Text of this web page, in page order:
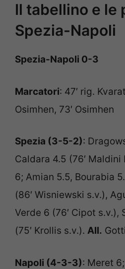
Il tabellino e le
Spezia-Napoli
Spezia-Napoli 0-3
Marcatori: 47′ rig.
Osimhen, 73′ Osimhen
Spezia (3-5-2):
Caldara 4.5 (76′ Maldini
6; Amian 5.5, Bourabia
(86′ Wisniewski s.v.),
Verde 6 (76′ Cipot s.v.),
(75′ Krollis s.v.). All.
Napoli (4-3-3): Meret